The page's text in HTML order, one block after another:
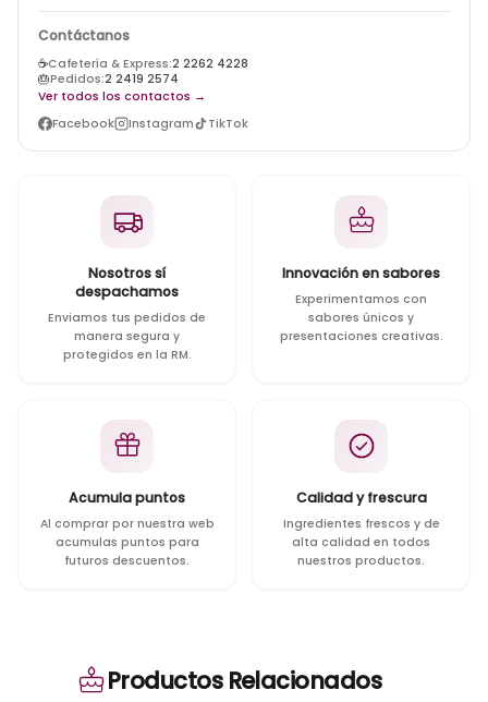
Contáctanos
☕Cafetería & Express:2 2262 4228
🎂Pedidos:2 2419 2574
Ver todos los contactos →
Facebook
Instagram TikTok
Nosotros sí
despachamos
Enviamos tus pedidos de
manera segura y
protegidos en la RM.
Innovación en sabores
Experimentamos con
sabores únicos y
presentaciones creativas.
Acumula puntos
Al comprar por nuestra web
acumulas puntos para
futuros descuentos.
Calidad y frescura
Ingredientes frescos y de
alta calidad en todos
nuestros productos.
Productos Relacionados